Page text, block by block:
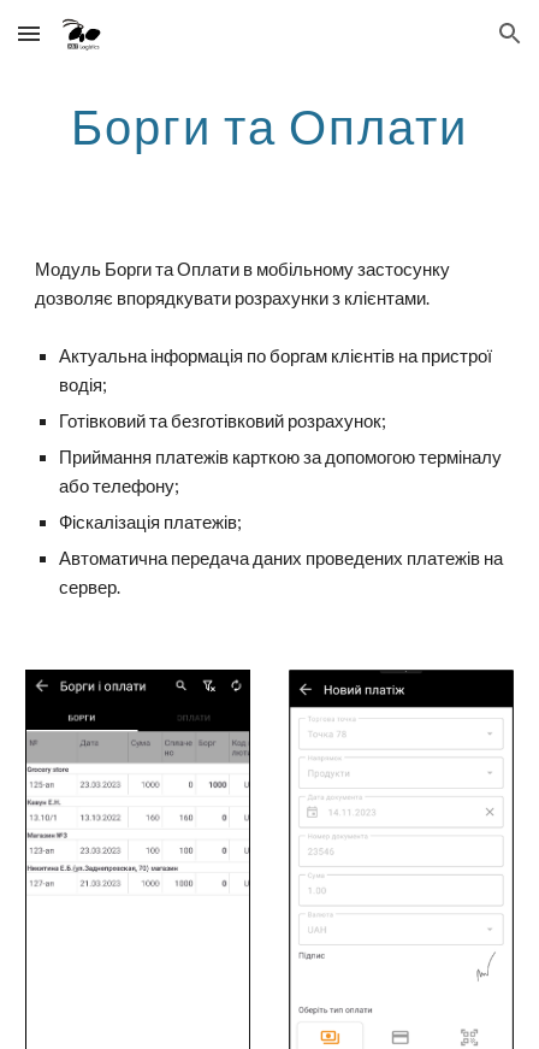
Skip to main content Skip to navigation
Борги та Оплати
Модуль Борги та Оплати в мобільному застосунку
дозволяє впорядкувати розрахунки з клієнтами.
Актуальна інформація по боргам клієнтів на пристрої
водія;
Готівковий та безготівковий розрахунок;
Приймання платежів карткою за допомогою терміналу
або телефону;
Фіскалізація платежів;
Автоматична передача даних проведених платежів на
сервер.